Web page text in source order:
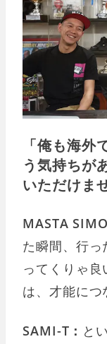
「俺も海
う気持ちが
いただけま
MASTA
た瞬間、行
ってくりゃ
は、才能につ
SAMI-T： と